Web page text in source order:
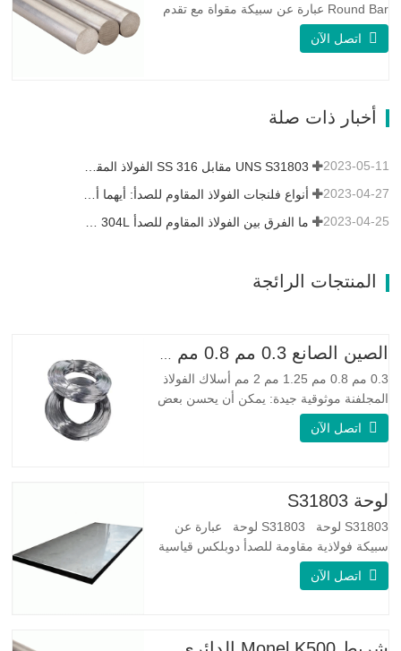
Round Bar عبارة عن سبيكة مقواة مع تقدم
العمر ، ويتكون تركيبتها الأساسية من عناصر
مثل النيكل والنحاس. الذي يجمع بين مقاومة
خصائص مقاومة ممتازة للتآكل. هذه الخصائص
تشبه Monel 400.…
اتصل الآن
أخبار ذات صلة
2023-05-11
2023-04-27
ما الفرق بين الفولاذ المقاوم للصدأ 304L و 316L؟ 2023-04-25
المنتجات الرائجة
الصين الصانع 0.3 مم 0.8 مم 1.25 مم 2 مم أسلاك الفولاذ المجلفنة
0.3 مم 0.8 مم 1.25 مم 2 مم أسلاك الفولاذ
المجلفنة موثوقية جيدة: يمكن أن يحسن بعض
العقد والنتوءات والصدأ على الأسلاك الفولاذية
مرونة جيدة: صلابة الفولاذ المجلفن جيدة جدًا،
اتصل الآن
لوحة S31803
S31803 لوحة S31803 لوحة عبارة عن
سبيكة فولاذية مقاومة للصدأ دوبلكس قياسية
على الوجهين. لديها بنية مجهرية من
مقاومة التآكل الجيدة. تكون قيم PREN أعلى
اتصل الآن